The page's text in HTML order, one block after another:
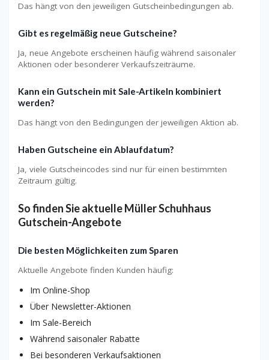
Das hängt von den jeweiligen Gutscheinbedingungen ab.
Gibt es regelmäßig neue Gutscheine?
Ja, neue Angebote erscheinen häufig während saisonaler
Aktionen oder besonderer Verkaufszeiträume.
Kann ein Gutschein mit Sale-Artikeln kombiniert
werden?
Das hängt von den Bedingungen der jeweiligen Aktion ab.
Haben Gutscheine ein Ablaufdatum?
Ja, viele Gutscheincodes sind nur für einen bestimmten
Zeitraum gültig.
So finden Sie aktuelle Müller Schuhhaus
Gutschein-Angebote
Die besten Möglichkeiten zum Sparen
Aktuelle Angebote finden Kunden häufig:
Im Online-Shop
Über Newsletter-Aktionen
Im Sale-Bereich
Während saisonaler Rabatte
Bei besonderen Verkaufsaktionen